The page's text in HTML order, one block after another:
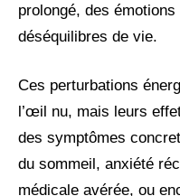
prolongé, des
déséquilibres de vie.
Ces perturbations
l’œil nu, mais leurs
des symptômes
du sommeil, anxiété
médicale avérée, ou